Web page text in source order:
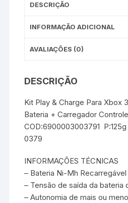
DESCRIÇÃO
INFORMAÇÃO ADICIONAL
AVALIAÇÕES (0)
DESCRIÇÃO
Kit Play & Charge Para Xbox
Bateria + Carregador
COD:6900003003791
0379
INFORMAÇÕES TÉCNICAS
– Bateria Ni-Mh Recarregável
– Tensão de saída da bateria
– Autonomia de mais ou